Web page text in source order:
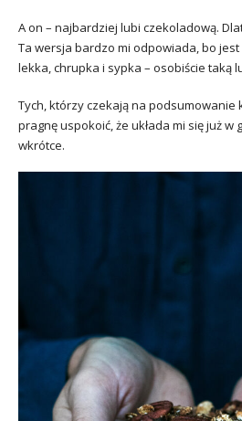
A on – najbardziej lubi czekoladową.
Ta wersja bardzo mi odpowiada, bo
lekka, chrupka i sypka – osobiście taką
Tych, którzy czekają na podsumowanie
pragnę uspokoić, że układa mi się już w
wkrótce.